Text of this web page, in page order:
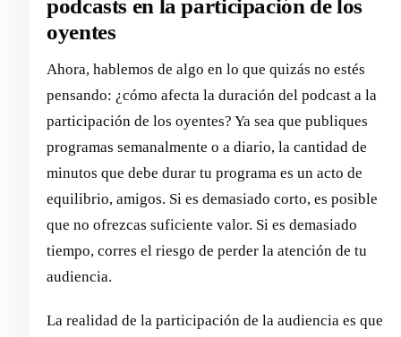
podcasts en la participación de los
oyentes
Ahora, hablemos de algo en lo que quizás no estés
pensando: ¿cómo afecta la duración del podcast a la
participación de los oyentes? Ya sea que publiques
programas semanalmente o a diario, la cantidad de
minutos que debe durar tu programa es un acto de
equilibrio, amigos. Si es demasiado corto, es posible
que no ofrezcas suficiente valor. Si es demasiado
tiempo, corres el riesgo de perder la atención de tu
audiencia.
La realidad de la participación de la audiencia es que